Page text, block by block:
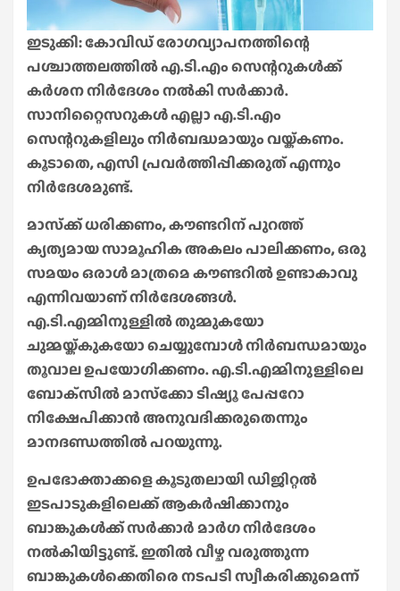
ഇടുക്കി: കോവിഡ് രോഗവ്യാപനത്തിന്റെ
പശ്ചാത്തലത്തില്‍ എ.ടി.എം സെന്ററുകള്‍ക്ക്
കര്‍ശന നിര്‍ദേശം നല്‍കി സര്‍ക്കാര്‍.
സാനിറ്റൈസറുകള്‍ എല്ലാ എ.ടി.എം
സെന്ററുകളിലും നിര്‍ബദ്ധമായും വയ്ക്കണം.
കൂടാതെ, എസി പ്രവര്‍ത്തിപ്പിക്കരുത് എന്നും
നിര്‍ദേശമുണ്ട്.
മാസ്‌ക്ക് ധരിക്കണം, കൗണ്ടറിന് പുറത്ത്
ക്യത്യമായ സാമൂഹിക അകലം പാലിക്കണം, ഒരു
സമയം ഒരാള്‍ മാത്രമെ കൗണ്ടറില്‍ ഉണ്ടാകാവു
എന്നിവയാണ് നിര്‍ദേശങ്ങള്‍.
എ.ടി.എമ്മിനുള്ളില്‍ തുമ്മുകയോ
ചുമ്മയ്ക്കുകയോ ചെയ്യുമ്പോള്‍ നിര്‍ബന്ധമായും
തൂവാല ഉപയോഗിക്കണം. എ.ടി.എമ്മിനുള്ളിലെ
ബോക്‌സില്‍ മാസ്‌ക്കോ ടിഷ്യൂ പേപ്പറോ
നിക്ഷേപിക്കാന്‍ അനുവദിക്കരുതെന്നും
മാനദണ്ഡത്തില്‍ പറയുന്നു.
ഉപഭോക്താക്കളെ കൂടുതലായി ഡിജിറ്റല്‍
ഇടപാടുകളിലെക്ക് ആകര്‍ഷിക്കാനും
ബാങ്കുകള്‍ക്ക് സര്‍ക്കാര്‍ മാര്‍ഗ നിര്‍ദേശം
നല്‍കിയിട്ടുണ്ട്. ഇതില്‍ വീഴ്ച വരുത്തുന്ന
ബാങ്കുകള്‍ക്കെതിരെ നടപടി സ്വീകരിക്കുമെന്ന്